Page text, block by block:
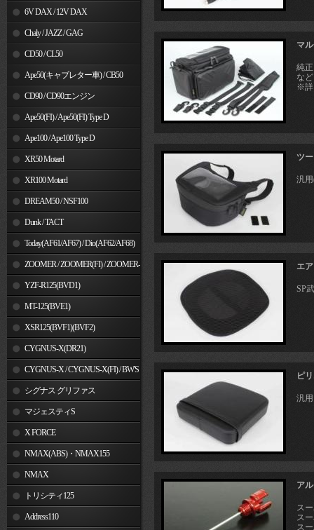
6V DAX / 12V DAX
Chaly / JAZZ / GAG
CD50 / CL50
Ape50(キャブレター車) / CB50
CD90 / CD90エンジン
Ape50(FI) / Ape50(FI) Type D
Ape100 / Ape100 Type D
XR50 Motard
XR100 Motard
DREAM50 / NSF100
Dunk / TACT
Today(AF61/AF67) / Dio(AF62/AF68)
ZOOMER / ZOOMER(FI) / ZOOMER-
YZF-R125(BVD1)
MT-125(BVE1)
XSR125(BVF1)(BVF2)
CYGNUS-X(DR21)
CYGNUS-X / CYGNUS-X(FI) / BW'S
125 シグナス グリファス
マジェスティS
X FORCE
NMAX(ABS)・NMAX155
NMAX
トリシティ125
Address110
マ
純
など
※詳
ツ
汎
エ
SP
ピ
汎
ア
ス
ス
ス